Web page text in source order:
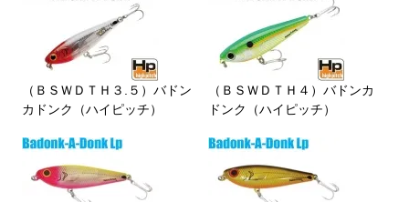
（ＢＳＷＤＴＨ３.５）バドン
カドンク（ハイピッチ）
（ＢＳＷＤＴＨ４）バドンカ
ドンク（ハイピッチ）